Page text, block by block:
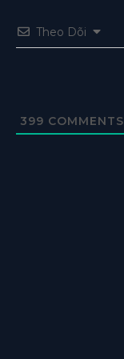
Theo Dõi
399 COMMENTS